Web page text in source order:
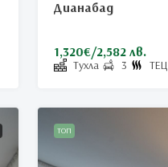
Дианабад
1,320€/2,582 лв.
Тухла 3 ТЕЦ
ТОП